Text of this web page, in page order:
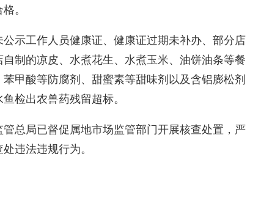
。
示工作人员健康证、健康证过期未补办、部分店
制的凉皮、水煮花生、水煮玉米、油饼油条等餐
甲酸等防腐剂、甜蜜素等甜味剂以及含铝膨松剂
检出农兽药残留超标。
总局已督促属地市场监管部门开展核查处置，严
违法违规行为。